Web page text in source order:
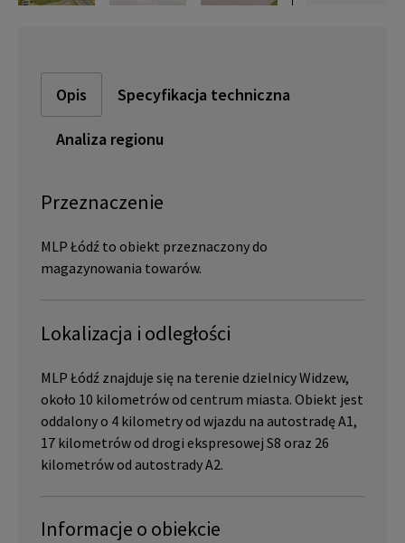
Opis Specyfikacja techniczna
Analiza regionu
Przeznaczenie
MLP Łódź to obiekt przeznaczony do
magazynowania towarów.
Lokalizacja i odległości
MLP Łódź znajduje się na terenie dzielnicy Widzew,
około 10 kilometrów od centrum miasta. Obiekt jest
oddalony o 4 kilometry od wjazdu na autostradę A1,
17 kilometrów od drogi ekspresowej S8 oraz 26
kilometrów od autostrady A2.
Informacje o obiekcie